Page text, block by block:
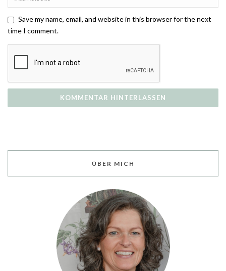
Save my name, email, and website in this browser for the next
time I comment.
ÜBER MICH